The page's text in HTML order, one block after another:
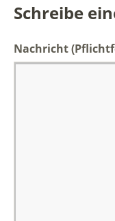
Schreibe
Nachricht